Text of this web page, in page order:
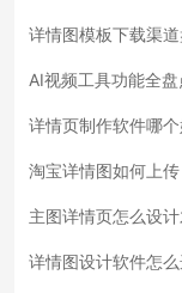
详情图模板下载渠
AI视频工具功能全
详情页制作软件哪
淘宝详情图如何上
主图详情页怎么设
详情图设计软件怎